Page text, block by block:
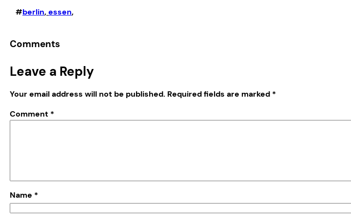
#berlin, essen,
Comments
Leave a Reply
Your email address will not be published. Required fields are marked *
Comment *
Name *